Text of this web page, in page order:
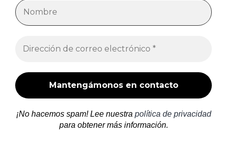
¡No hacemos spam! Lee nuestra política de privacidad
para obtener más información.